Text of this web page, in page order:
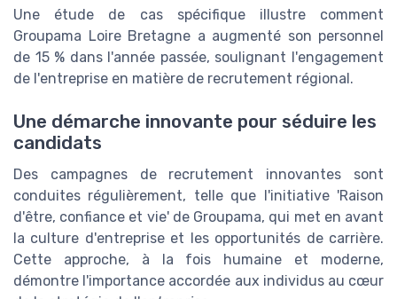
Une étude de cas spécifique illustre comment
Groupama Loire Bretagne a augmenté son personnel
de 15 % dans l'année passée, soulignant l'engagement
de l'entreprise en matière de recrutement régional.
Une démarche innovante pour séduire les
candidats
Des campagnes de recrutement innovantes sont
conduites régulièrement, telle que l'initiative 'Raison
d'être, confiance et vie' de Groupama, qui met en avant
la culture d'entreprise et les opportunités de carrière.
Cette approche, à la fois humaine et moderne,
démontre l'importance accordée aux individus au cœur